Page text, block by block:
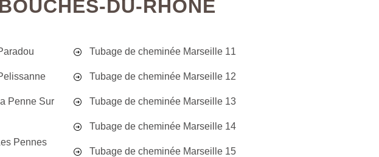
DU-RHÔNE
Penne Sur
Pennes
Tubage de cheminée Marseille 11
Tubage de cheminée Marseille 12
Tubage de cheminée Marseille 13
Tubage de cheminée Marseille 14
Tubage de cheminée Marseille 15